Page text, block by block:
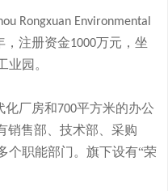
Rongxuan Environmental
，注册资金1000万元，坐
业园。
化厂房和700平方米的办公
销售部、技术部、采购
个职能部门。旗下设有“荣